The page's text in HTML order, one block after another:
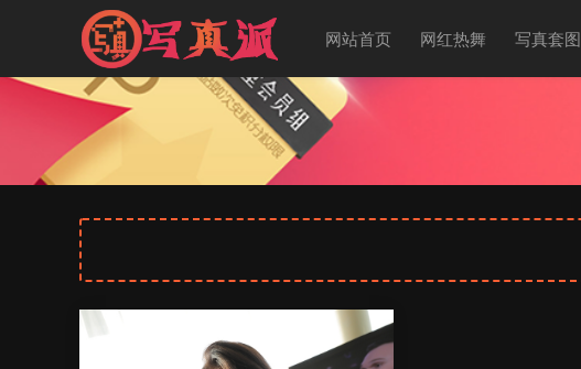
网站首页 网红热舞 写真套图